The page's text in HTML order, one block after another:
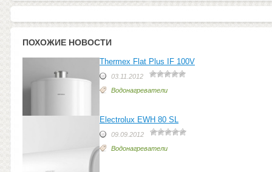
ПОХОЖИЕ НОВОСТИ
Thermex Flat Plus IF 100V
03.11.2012
Водонагреватели
Electrolux EWH 80 SL
09.09.2012
Водонагреватели